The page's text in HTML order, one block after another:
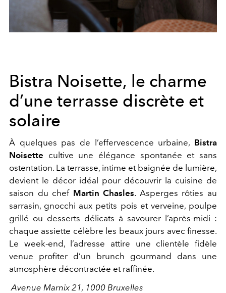
Bistra Noisette, le charme
d’une terrasse discrète et
solaire
À quelques pas de l’effervescence urbaine, Bistra
Noisette cultive une élégance spontanée et sans
ostentation. La terrasse, intime et baignée de lumière,
devient le décor idéal pour découvrir la cuisine de
saison du chef Martin Chasles. Asperges rôties au
sarrasin, gnocchi aux petits pois et verveine, poulpe
grillé ou desserts délicats à savourer l’après-midi :
chaque assiette célèbre les beaux jours avec finesse.
Le week-end, l’adresse attire une clientèle fidèle
venue profiter d’un brunch gourmand dans une
atmosphère décontractée et raffinée.
Avenue Marnix 21, 1000 Bruxelles